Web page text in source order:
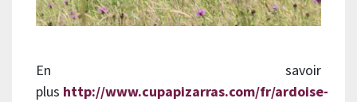
En savoir
plus http://www.cupapizarras.com/fr/ardoise-